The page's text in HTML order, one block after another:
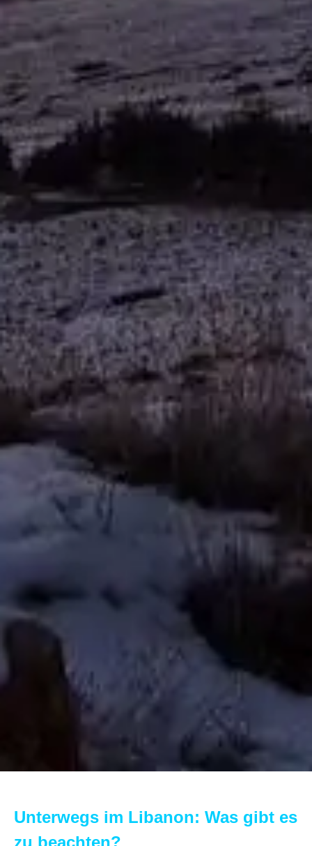
Unterwegs im Libanon: Was gibt es
zu beachten?